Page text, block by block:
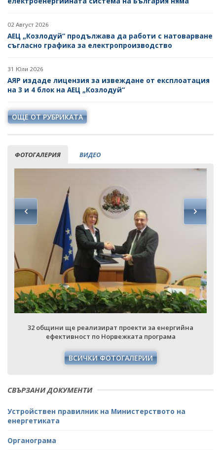
02 Август 2026
АЕЦ „Козлодуй“ продължава да работи с натоварване
съгласно графика за електропроизводство
31 Юли 2026
АЯР издаде лицензия за извеждане от експлоатация
на 3 и 4 блок на АЕЦ „Козлодуй“
ОЩЕ ОТ РУБРИКАТА
ФОТОГАЛЕРИЯ ВИДЕО
32 общини ще реализират проекти за енергийна
ефективност по Норвежката програма
ВСИЧКИ ФОТОГАЛЕРИИ
СВЪРЗАНИ ДОКУМЕНТИ
Устройствен правилник на Министерството на
енергетиката
Органограма